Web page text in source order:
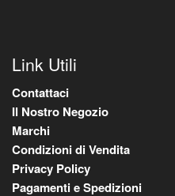
Link Utili
Contattaci
Il Nostro Negozio
Marchi
Condizioni di Vendita
Privacy Policy
Pagamenti e Spedizioni